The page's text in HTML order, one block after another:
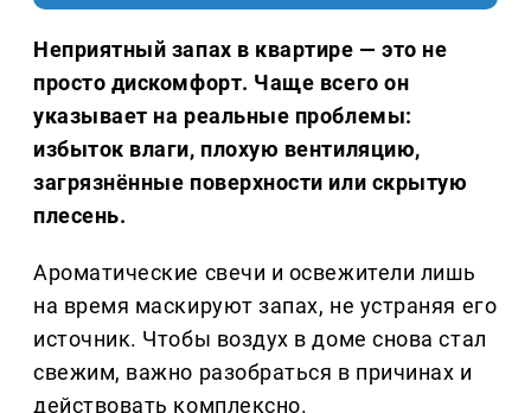
Неприятный запах в квартире — это не
просто дискомфорт. Чаще всего он
указывает на реальные проблемы:
избыток влаги, плохую вентиляцию,
загрязнённые поверхности или скрытую
плесень.
Ароматические свечи и освежители лишь
на время маскируют запах, не устраняя его
источник. Чтобы воздух в доме снова стал
свежим, важно разобраться в причинах и
действовать комплексно.